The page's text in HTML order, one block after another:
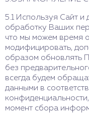
5.1 Используя Сайт и
обработку Ваших
что мы можем время
модифицировать,
образом обновлять
без
всегда будем
данными в
момент сбора